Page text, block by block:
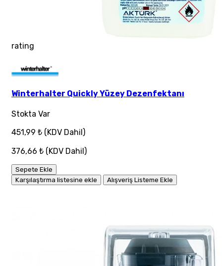
rating
Winterhalter Quickly Yüzey Dezenfektanı
Stokta Var
451,99 ₺ (KDV Dahil)
376,66 ₺ (KDV Dahil)
Sepete Ekle
Karşılaştırma listesine ekle
Alışveriş Listeme Ekle